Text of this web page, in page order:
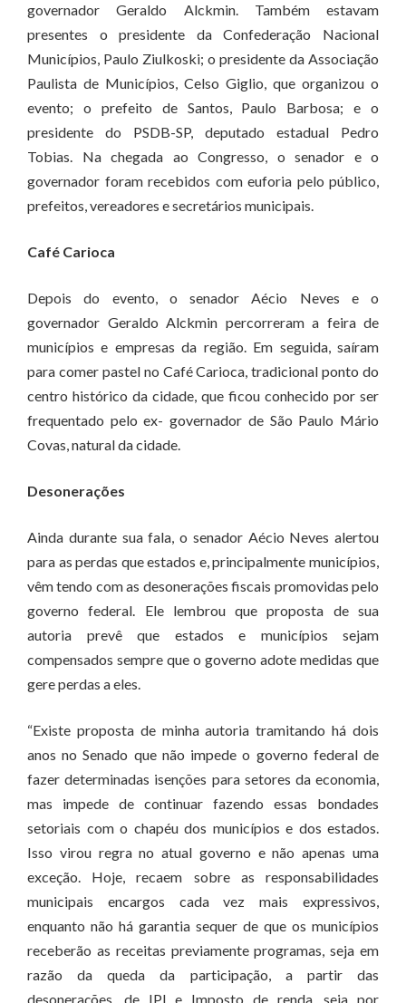
governador Geraldo Alckmin. Também estavam
presentes o presidente da Confederação Nacional
Municípios, Paulo Ziulkoski; o presidente da Associação
Paulista de Municípios, Celso Giglio, que organizou o
evento; o prefeito de Santos, Paulo Barbosa; e o
presidente do PSDB-SP, deputado estadual Pedro
Tobias. Na chegada ao Congresso, o senador e o
governador foram recebidos com euforia pelo público,
prefeitos, vereadores e secretários municipais.
Café Carioca
Depois do evento, o senador Aécio Neves e o
governador Geraldo Alckmin percorreram a feira de
municípios e empresas da região. Em seguida, saíram
para comer pastel no Café Carioca, tradicional ponto do
centro histórico da cidade, que ficou conhecido por ser
frequentado pelo ex- governador de São Paulo Mário
Covas, natural da cidade.
Desonerações
Ainda durante sua fala, o senador Aécio Neves alertou
para as perdas que estados e, principalmente municípios,
vêm tendo com as desonerações fiscais promovidas pelo
governo federal. Ele lembrou que proposta de sua
autoria prevê que estados e municípios sejam
compensados sempre que o governo adote medidas que
gere perdas a eles.
“Existe proposta de minha autoria tramitando há dois
anos no Senado que não impede o governo federal de
fazer determinadas isenções para setores da economia,
mas impede de continuar fazendo essas bondades
setoriais com o chapéu dos municípios e dos estados.
Isso virou regra no atual governo e não apenas uma
exceção. Hoje, recaem sobre as responsabilidades
municipais encargos cada vez mais expressivos,
enquanto não há garantia sequer de que os municípios
receberão as receitas previamente programas, seja em
razão da queda da participação, a partir das
desonerações, de IPI e Imposto de renda, seja por